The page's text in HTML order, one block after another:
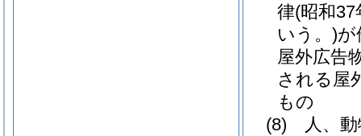
律(昭和37
いう。)が
屋外広告
される屋
もの
(8)
人、